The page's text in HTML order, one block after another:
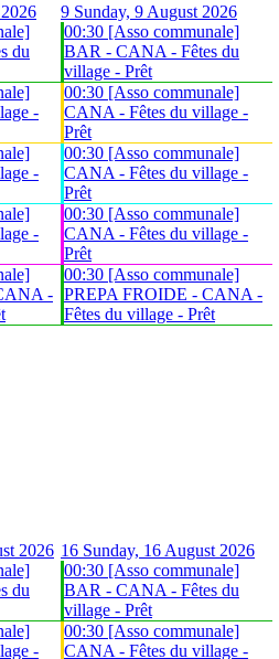
du
-
-
-
-
9 Sunday, 9 August 2026
00:30 [Asso communale]
BAR - CANA - Fêtes du
village - Prêt
00:30 [Asso communale]
CANA - Fêtes du village -
Prêt
00:30 [Asso communale]
CANA - Fêtes du village -
Prêt
00:30 [Asso communale]
CANA - Fêtes du village -
Prêt
00:30 [Asso communale]
PREPA FROIDE - CANA -
Fêtes du village - Prêt
2026
du
-
16 Sunday, 16 August 2026
00:30 [Asso communale]
BAR - CANA - Fêtes du
village - Prêt
00:30 [Asso communale]
CANA - Fêtes du village -